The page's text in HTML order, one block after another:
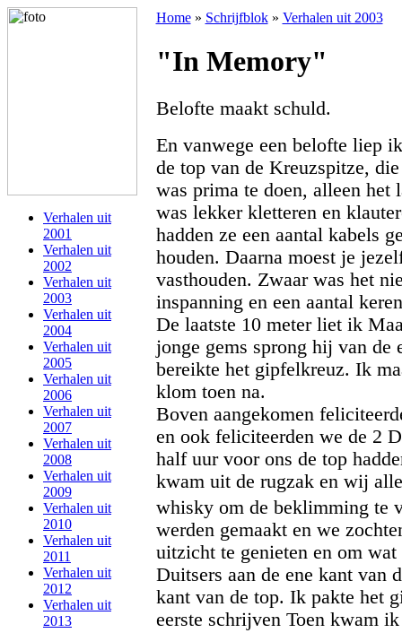
Verhalen uit
2001
Verhalen uit
2002
Verhalen uit
2003
Verhalen uit
2004
Verhalen uit
2005
Verhalen uit
2006
Verhalen uit
2007
Verhalen uit
2008
Verhalen uit
2009
Verhalen uit
2010
Verhalen uit
2011
Verhalen uit
2012
Verhalen uit
2013
Home» Schrijfblok» Verhalen uit 2003
"In Memory"
Belofte maakt schuld.
En vanwege een belofte liep
de top van de Kreuzspitze,
was prima te doen, alleen het
was lekker kletteren en
hadden ze een aantal kabels
houden. Daarna moest je
vasthouden. Zwaar was het
inspanning en een aantal
De laatste 10 meter liet ik
jonge gems sprong hij van de
bereikte het gipfelkreuz. Ik
klom toen na.
Boven aangekomen
en ook feliciteerden we de 2
half uur voor ons de top
kwam uit de rugzak en wij
whisky om de beklimming
werden gemaakt en we
uitzicht te genieten en om
Duitsers aan de ene kant van
kant van de top. Ik pakte het
eerste schrijven Toen kwam